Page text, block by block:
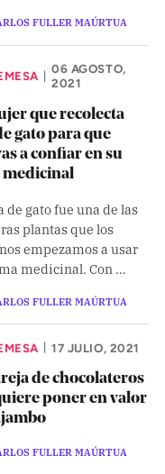
FULLER MAÚRTUA
| 06 AGOSTO,
2021
que recolecta
gato para que
a confiar en su
medicinal
de gato fue una de las
plantas que los
empezamos a usar
medicinal. Con …
FULLER MAÚRTUA
17 JULIO, 2021
de chocolateros
poner en valor
FULLER MAÚRTUA